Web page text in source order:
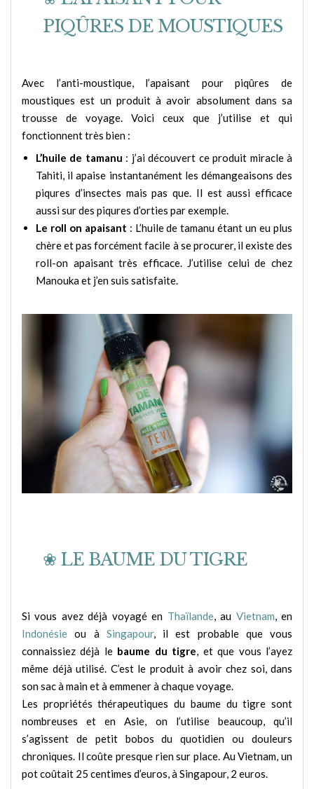
PIQÛRES DE MOUSTIQUES
Avec l’anti-moustique, l’apaisant pour piqûres de
moustiques est un produit à avoir absolument dans sa
trousse de voyage. Voici ceux que j’utilise et qui
fonctionnent très bien :
L’huile de tamanu : j’ai découvert ce produit miracle à
Tahiti, il apaise instantanément les démangeaisons des
piqures d’insectes mais pas que. Il est aussi efficace
aussi sur des piqures d’orties par exemple.
Le roll on apaisant : L’huile de tamanu étant un eu plus
chère et pas forcément facile à se procurer, il existe des
roll-on apaisant très efficace. J’utilise celui de chez
Manouka et j’en suis satisfaite.
❀ LE BAUME DU TIGRE
Si vous avez déjà voyagé en Thaïlande, au Vietnam, en
Indonésie ou à Singapour, il est probable que vous
connaissiez déjà le baume du tigre, et que vous l’ayez
même déjà utilisé. C’est le produit à avoir chez soi, dans
son sac à main et à emmener à chaque voyage.
Les propriétés thérapeutiques du baume du tigre sont
nombreuses et en Asie, on l’utilise beaucoup, qu’il
s’agissent de petit bobos du quotidien ou douleurs
chroniques. Il coûte presque rien sur place. Au Vietnam, un
pot coûtait 25 centimes d’euros, à Singapour, 2 euros.